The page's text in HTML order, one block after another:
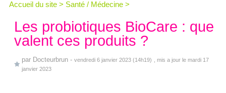
Accueil du site > Santé / Médecine >
Les probiotiques BioCare : que
valent ces produits ?
par Docteurbrun - vendredi 6 janvier 2023 (14h19)
, mis a jour le mardi 17
janvier 2023